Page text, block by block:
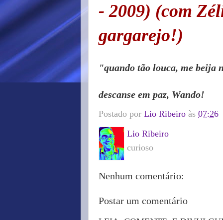
- 2009) (com
gargarejo!)
"quando tão louca, me beija
descanse em paz, Wando!
Postado por Lio Ribeiro às 07:26
Lio Ribeiro
curioso
Nenhum comentário:
Postar um comentário